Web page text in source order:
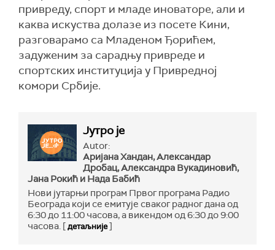
привреду, спорт и младе иноваторе, али и
каква искуства долазе из посете Кини,
разговарамо са Младеном Ђорићем,
задуженим за сарадњу привреде и
спортских институција у Привредној
комори Србије.
Јутро је
Autor:
Аријана Хандан, Александар
Дробац, Александра Вукадиновић,
Јана Рокић и Нада Бабић
Нови јутарњи програм Првог програма Радио
Београда који се емитује сваког радног дана од
6:30 до 11:00 часова, а викендом од 6:30 до 9:00
часова. [детаљније]